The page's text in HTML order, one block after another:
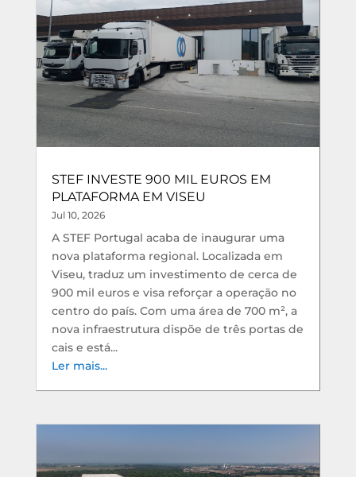
STEF INVESTE 900 MIL EUROS EM
PLATAFORMA EM VISEU
Jul 10, 2026
A STEF Portugal acaba de inaugurar uma
nova plataforma regional. Localizada em
Viseu, traduz um investimento de cerca de
900 mil euros e visa reforçar a operação no
centro do país. Com uma área de 700 m², a
nova infraestrutura dispõe de três portas de
cais e está...
Ler mais...